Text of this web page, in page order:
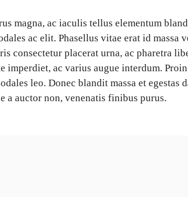
magna, ac iaculis tellus elementum
ac elit. Phasellus vitae erat id
consectetur placerat urna, ac pharetra
imperdiet, ac varius augue interdum.
leo. Donec blandit massa et
a auctor non, venenatis finibus purus.